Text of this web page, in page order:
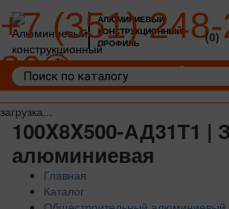
загрузка...
АЛЮМИНИЕВЫЙ
КОНСТРУКЦИОННЫЙ
ПРОФИЛЬ
+7 (351)
36
(0)
100X8X500-АД31Т1 |
алюминиевая
Главная
Каталог